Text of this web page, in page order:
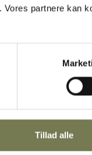
partnere kan
Tillad alle